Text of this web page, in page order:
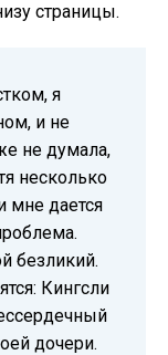
страницы.
я
и не
не думала,
несколько
мне дается
безликий.
Кингсли
дочери.